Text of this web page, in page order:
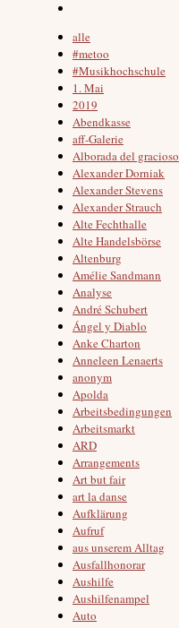
alle
#metoo
#Musikhochschule
1. Mai
2019
Abendkasse
aff-Galerie
Alborada del gracioso
Alexander Dorniak
Alexander Stevens
Alexander Strauch
Alte Fechthalle
Alte Handelsbörse
Altenburg
Amélie Sandmann
Analyse
André Schubert
Ángel y Diablo
Anke Charton
Anneleen Lenaerts
anonym
Apolda
Arbeitsbedingungen
Arbeitsmarkt
ARD
Arrangements
Art but fair
art la danse
Aufklärung
Aufruf
aus unserem Alltag
Ausfallhonorar
Aushilfe
Aushilfenampel
Auto